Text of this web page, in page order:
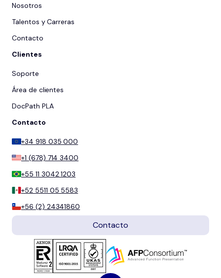
Nosotros
Talentos y Carreras
Contacto
Clientes
Soporte
Área de clientes
DocPath PLA
Contacto
+34 918 035 000
+1 (678) 714 3400
+55 11 3042 1203
+52 5511 05 5583
+56 (2) 24341860
Contacto